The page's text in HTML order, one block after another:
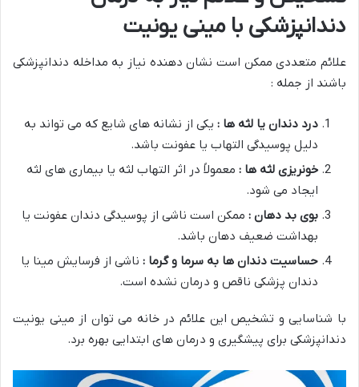
دندانپزشکی با مینی یونیت
علائم متعددی ممکن است نشان دهنده نیاز به مداخله دندانپزشکی
باشند از جمله :
درد دندان یا لثه ها : یکی از نشانه های شایع که می تواند به
دلیل پوسیدگی التهاب یا عفونت باشد.
خونریزی لثه ها : معمولاً در اثر التهاب لثه یا بیماری های لثه
ایجاد می شود.
بوی بد دهان : ممکن است ناشی از پوسیدگی دندان عفونت یا
بهداشت ضعیف دهان باشد.
حساسیت دندان ها به سرما و گرما : ناشی از فرسایش مینا یا
دندان پزشکی ناقص و درمان نشده است.
با شناسایی و تشخیص این علائم در خانه می توان از مینی یونیت
دندانپزشکی برای پیشگیری و درمان های ابتدایی بهره برد.